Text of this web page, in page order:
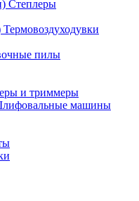
Степлеры
Термовоздуходувки
пилы
и триммеры
машины